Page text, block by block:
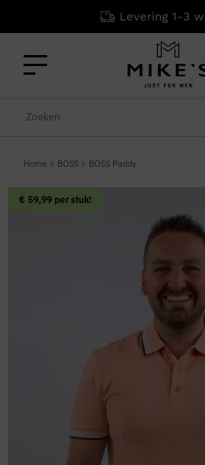
Levering 1-3
Home > BOSS > BOSS Paddy
€ 59,99 per stuk!